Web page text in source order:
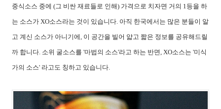
중식소스 중에 (그 비싼 재료들로 인해) 가격으로 치자면 거의 1등을 하
는 소스가 XO소스라는 것이 있습니다. 아직 한국에서는 많은 분들이 알
고 계신 소스가 아니기에, 이 공간을 빌어 얇고 짧은 정보를 공유해드릴
까 합니다. 소위 굴소스를 '마법의 소스'라고 하는 반면, XO소스는 '미식
가의 소스' 라고도 칭하고 있습니다.